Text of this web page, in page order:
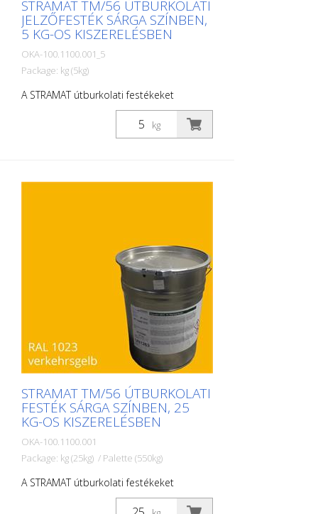
STRAMAT TM/56 ÚTBURKOLATI
JELZŐFESTÉK SÁRGA SZÍNBEN,
5 KG-OS KISZERELÉSBEN
OKA-100.1100.001_5
Package: kg (5kg)
A STRAMAT útburkolati festékeket
elsősorban aszfalt- vagy betonfelületeken
használják, szegély- és középvonalak,
parkolóhelyek, űrszelvényjelzések vagy
kg
STRAMAT TM/56 ÚTBURKOLATI
FESTÉK SÁRGA SZÍNBEN, 25
KG-OS KISZERELÉSBEN
OKA-100.1100.001
Package: kg (25kg) / Palette (550kg)
A STRAMAT útburkolati festékeket
elsősorban aszfalt- vagy betonfelületeken
használják, szegély- és középvonalak,